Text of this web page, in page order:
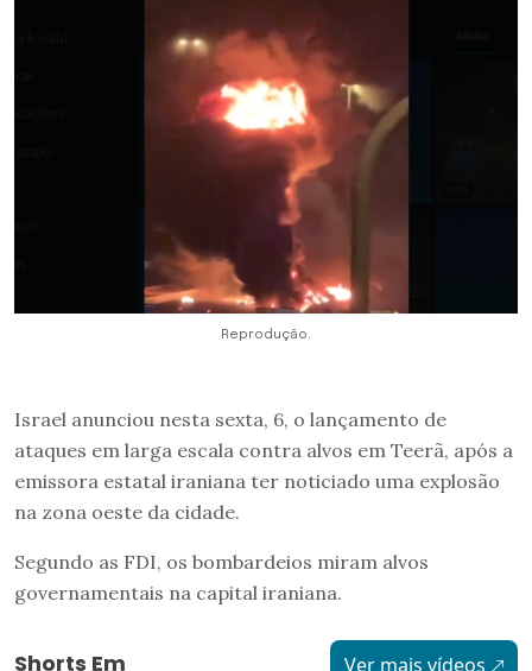
Reprodução.
Israel anunciou nesta sexta, 6, o lançamento de
ataques em larga escala contra alvos em Teerã, após a
emissora estatal iraniana ter noticiado uma explosão
na zona oeste da cidade.
Segundo as FDI, os bombardeios miram alvos
governamentais na capital iraniana.
Shorts Em
Ver mais vídeos